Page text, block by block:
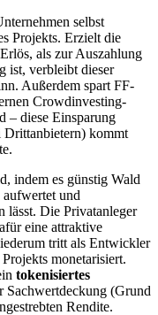
selbst
Projekts. Erzielt die
als zur Auszahlung
ist, verbleibt dieser
Außerdem spart FF-
Crowdinvesting-
– diese Einsparung
kommt
indem es günstig Wald
und
lässt. Die Privatanleger
eine attraktive
tritt als Entwickler
monetarisiert.
tokenisiertes
(Grund
Rendite.